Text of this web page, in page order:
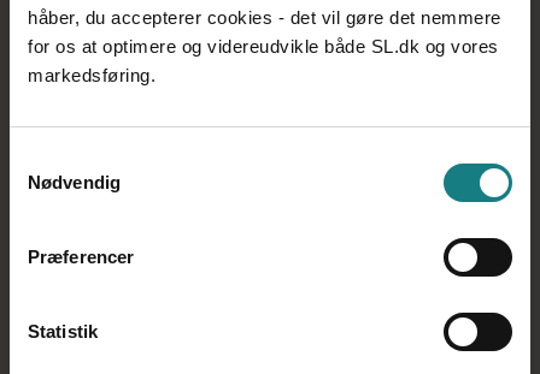
håber, du accepterer cookies - det vil gøre det nemmere
for os at optimere og videreudvikle både SL.dk og vores
markedsføring.
Nødvendig
Præferencer
Statistik
Læs mere her
Tilbage til Midtjylland
Midtjylland